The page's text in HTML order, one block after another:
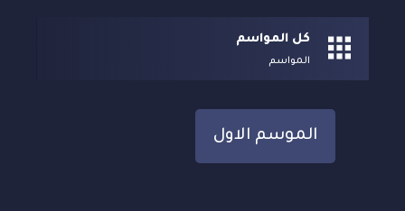
كل المواسم
المواسم
الموسم الاول